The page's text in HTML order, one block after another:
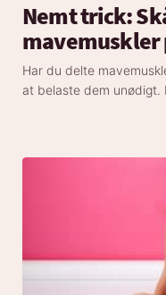
Nemt trick:
mavemuskler
Har du delte
at belaste dem